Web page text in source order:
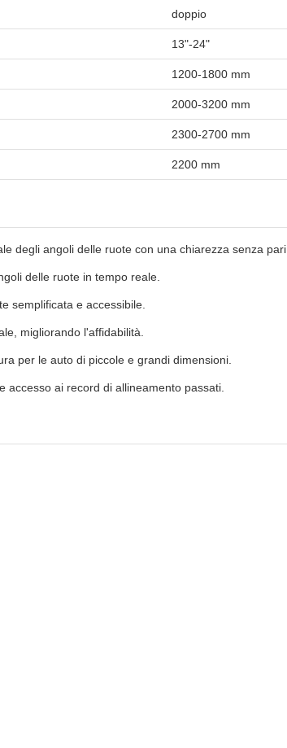
doppio
13"-24"
1200-1800 mm
2000-3200 mm
2300-2700 mm
2200 mm
degli angoli delle ruote con una chiarezza senza pari.
delle ruote in tempo reale.
semplificata e accessibile.
migliorando l'affidabilità.
per le auto di piccole e grandi dimensioni.
accesso ai record di allineamento passati.